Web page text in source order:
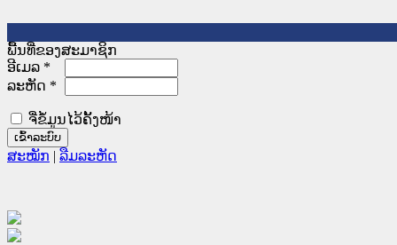
ພື້ນທີ່ຂອງສະມາຊິກ
ອີເມລ *
ລະຫັດ *
ຈື່ຂໍ້ມູນໄວ້ຄັ້ງໜ້າ
ສະໝັກ | ລືມລະຫັດ